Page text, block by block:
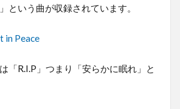
という曲が収録されています。
in Peace
「R.I.P」つまり「安らかに眠れ」と